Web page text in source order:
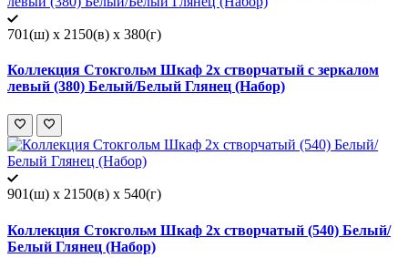
701(ш) x 2150(в) x 380(г)
Коллекция Стокгольм Шкаф 2х створчатый с зеркалом
левый (380) Белый/Белый Глянец (Набор)
901(ш) x 2150(в) x 540(г)
Коллекция Стокгольм Шкаф 2х створчатый (540) Белый/
Белый Глянец (Набор)